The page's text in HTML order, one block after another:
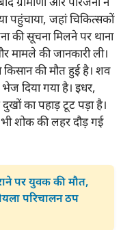
पहुंचाया, जहां चिकित्सकों
की सूचना मिलने पर थाना
मामले की जानकारी ली।
की मौत हुई है। शव
दिया गया है। इधर,
का पहाड़ टूट पड़ा है।
भी शोक की लहर दौड़ गई
पर युवक की मौत,
परिचालन ठप